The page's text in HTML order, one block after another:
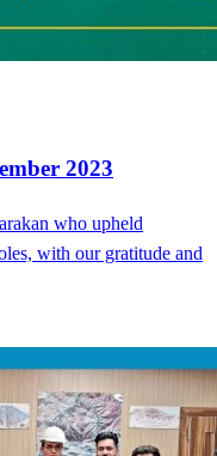
2023
who upheld
with our gratitude and